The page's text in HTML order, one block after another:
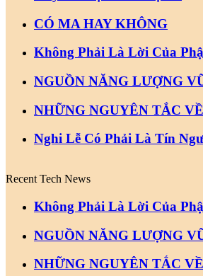
CÓ MA HAY KHÔNG
Không Phải Là Lời Của
NGUỒN NĂNG LƯỢNG
NHỮNG NGUYÊN TẮC
Nghi Lễ Có Phải Là Tín
Recent Tech News
Không Phải Là Lời Của
NGUỒN NĂNG LƯỢNG
NHỮNG NGUYÊN TẮC